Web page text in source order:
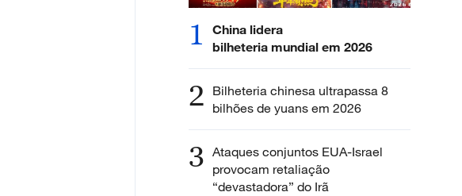
1
China lidera
bilheteria mundial em 2026
2 Bilheteria chinesa ultrapassa 8
bilhões de yuans em 2026
3 Ataques conjuntos EUA-Israel
provocam retaliação
“devastadora” do Irã